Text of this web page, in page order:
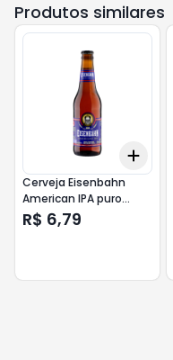
Produtos similares
Add
Cerveja Eisenbahn
American IPA puro
malte 355ml
R$ 6,79